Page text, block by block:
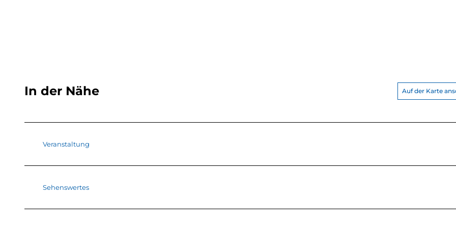
In der Nähe Auf der Karte
Veranstaltung
Sehenswertes